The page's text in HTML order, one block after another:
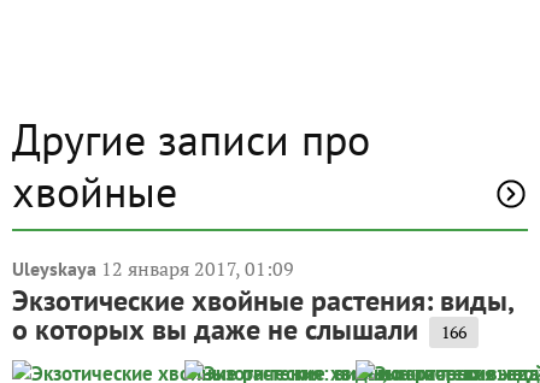
Другие записи про
хвойные
Uleyskaya 12 января 2017, 01:09
Экзотические хвойные растения: виды,
о которых вы даже не слышали 166